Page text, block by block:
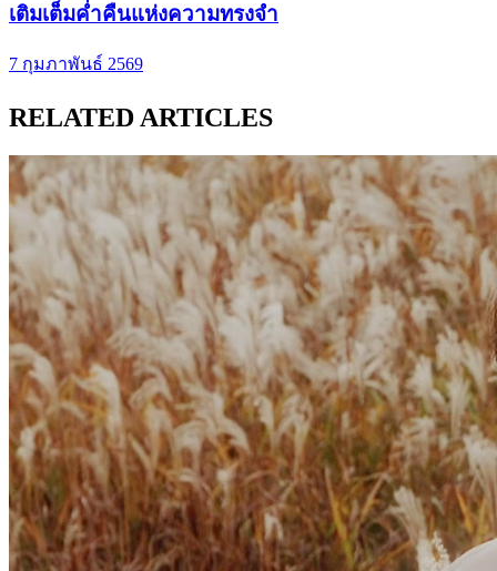
เติมเต็มค่ำคืนแห่งความทรงจำ
7 กุมภาพันธ์ 2569
RELATED ARTICLES